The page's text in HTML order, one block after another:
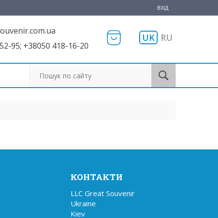
ВХІД
UK RU
95; +38050 418-16-20
КОНТАКТИ
LLC Great Souvenir
Ukraine
Kiev